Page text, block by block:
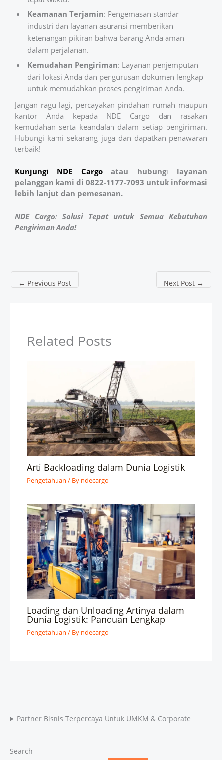
Keamanan Terjamin: Pengemasan standar
industri dan layanan asuransi memberikan
ketenangan pikiran bahwa barang Anda aman
dalam perjalanan.
Kemudahan Pengiriman: Layanan penjemputan
dari lokasi Anda dan pengurusan dokumen lengkap
untuk memudahkan proses pengiriman Anda.
Jangan ragu lagi, percayakan pindahan rumah maupun
kantor Anda kepada NDE Cargo dan rasakan
kemudahan serta keandalan dalam setiap pengiriman.
Hubungi kami sekarang juga dan dapatkan penawaran
terbaik!
Kunjungi NDE Cargoatau hubungi layanan
pelanggan kami di 0822-1177-7093 untuk informasi
lebih lanjut dan pemesanan.
NDE Cargo: Solusi Tepat untuk Semua Kebutuhan
Pengiriman Anda!
← Previous Post Next Post →
Related Posts
Arti Backloading dalam Dunia Logistik
Pengetahuan / By ndecargo
Loading dan Unloading Artinya dalam
Dunia Logistik: Panduan Lengkap
Pengetahuan / By ndecargo
Partner Bisnis Terpercaya Untuk UMKM & Corporate
Search